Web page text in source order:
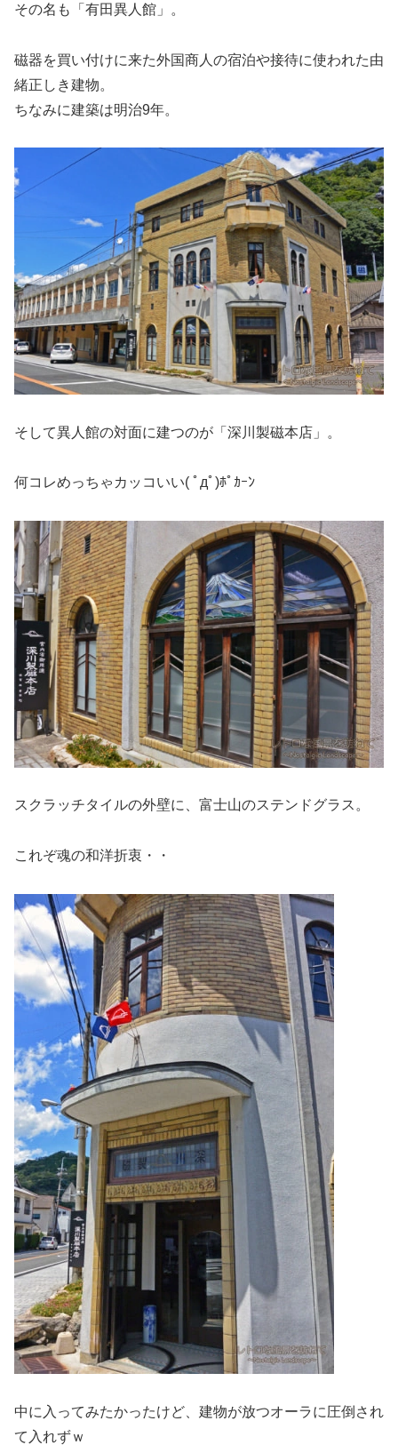
その名も「有田異人館」。
磁器を買い付けに来た外国商人の宿泊や接待に使われた由
緒正しき建物。
ちなみに建築は明治9年。
そして異人館の対面に建つのが「深川製磁本店」。
何コレめっちゃカッコいい( ﾟдﾟ)ﾎﾟｶｰﾝ
スクラッチタイルの外壁に、富士山のステンドグラス。
これぞ魂の和洋折衷・・
中に入ってみたかったけど、建物が放つオーラに圧倒され
て入れずｗ